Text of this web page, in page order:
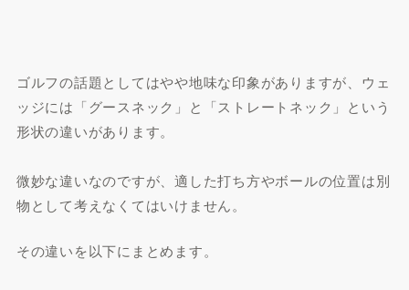
ゴルフの話題としてはやや地味な印象がありますが、ウェ
ッジには「グースネック」と「ストレートネック」という
形状の違いがあります。
微妙な違いなのですが、適した打ち方やボールの位置は別
物として考えなくてはいけません。
その違いを以下にまとめます。